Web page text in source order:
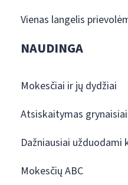
Vienas langelis
NAUDINGA
Mokesčiai ir jų dydžiai
Atsiskaitymas
Dažniausiai užduodami
Mokesčių ABC